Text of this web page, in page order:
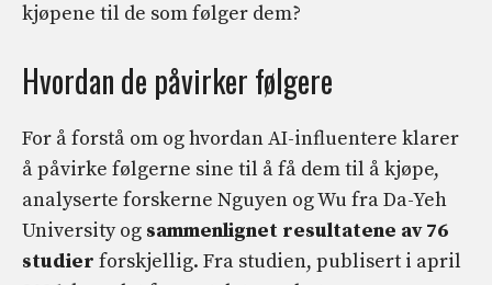
kjøpene til de som følger dem?
Hvordan de påvirker følgere
For å forstå om og hvordan AI-influentere klarer
å påvirke følgerne sine til å få dem til å kjøpe,
analyserte forskerne Nguyen og Wu fra Da-Yeh
University og sammenlignet resultatene av 76
studier forskjellig. Fra studien, publisert i april